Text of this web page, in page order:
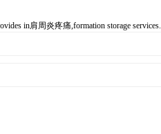
in肩周炎疼痛,formation storage services.